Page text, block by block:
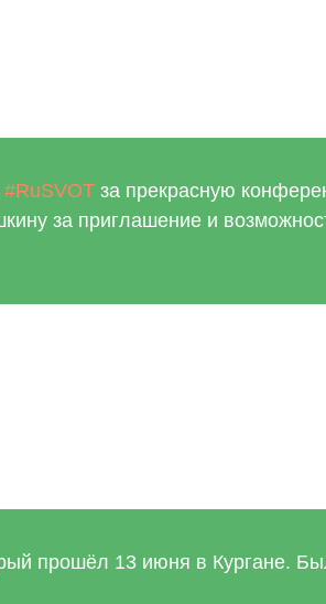
#RuSVOT за прекрасную
за приглашение и
прошёл 13 июня в Кургане.